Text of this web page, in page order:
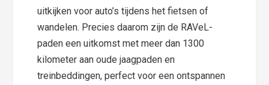
uitkijken voor auto’s tijdens het fietsen of
wandelen. Precies daarom zijn de RAVeL-
paden een uitkomst met meer dan 1300
kilometer aan oude jaagpaden en
treinbeddingen, perfect voor een ontspannen